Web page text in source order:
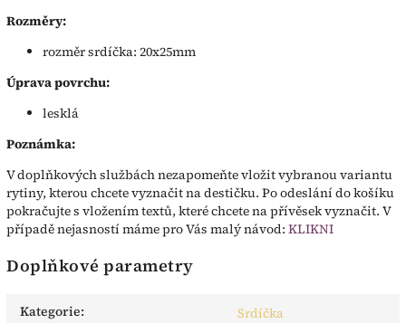
Rozměry:
rozměr srdíčka: 20x25mm
Úprava povrchu:
lesklá
Poznámka:
V doplňkových službách nezapomeňte vložit vybranou variantu
rytiny, kterou chcete vyznačit na destičku. Po odeslání do košíku
pokračujte s vložením textů, které chcete na přívěsek vyznačit. V
případě nejasností máme pro Vás malý návod: KLIKNI
Doplňkové parametry
Kategorie:
Srdíčka